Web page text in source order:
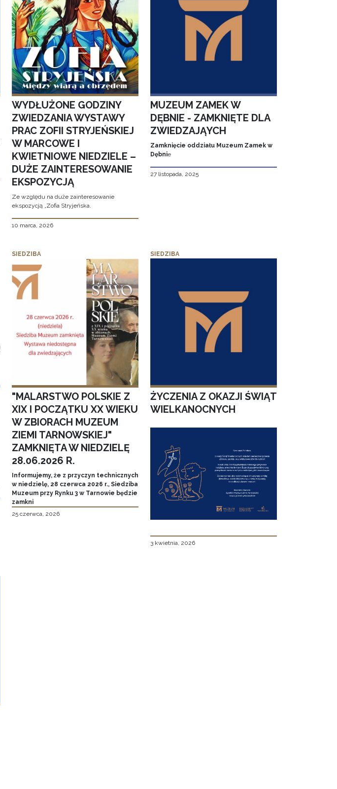
WYDŁUŻONE GODZINY
ZWIEDZANIA WYSTAWY
PRAC ZOFII STRYJEŃSKIEJ
W MARCOWE I
KWIETNIOWE NIEDZIELE –
DUŻE ZAINTERESOWANIE
EKSPOZYCJĄ
Ze względu na duże zainteresowanie
ekspozycją „Zofia Stryjeńska.
10 marca, 2026
MUZEUM ZAMEK W
DĘBNIE - ZAMKNIĘTE DLA
ZWIEDZAJĄYCH
Zamknięcie oddziału Muzeum Zamek w
Dębnie
27 listopada, 2025
SIEDZIBA
"MALARSTWO POLSKIE Z
XIX I POCZĄTKU XX WIEKU
W ZBIORACH MUZEUM
ZIEMI TARNOWSKIEJ"
ZAMKNIĘTA W NIEDZIELĘ
28.06.2026 R.
Informujemy, że z przyczyn technicznych
w niedzielę, 28 czerwca 2026 r., Siedziba
Muzeum przy Rynku 3 w Tarnowie będzie
zamkni
25 czerwca, 2026
SIEDZIBA
ŻYCZENIA Z OKAZJI ŚWIĄT
WIELKANOCNYCH
3 kwietnia, 2026